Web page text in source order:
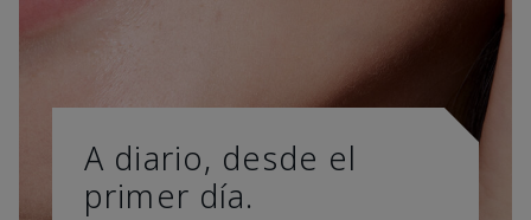
A diario, desde el
primer día.